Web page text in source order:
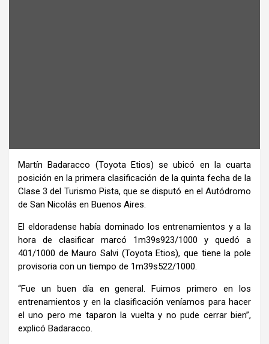
Martín Badaracco (Toyota Etios) se ubicó en la cuarta
posición en la primera clasificación de la quinta fecha de la
Clase 3 del Turismo Pista, que se disputó en el Autódromo
de San Nicolás en Buenos Aires.
El eldoradense había dominado los entrenamientos y a la
hora de clasificar marcó 1m39s923/1000 y quedó a
401/1000 de Mauro Salvi (Toyota Etios), que tiene la pole
provisoria con un tiempo de 1m39s522/1000.
“Fue un buen día en general. Fuimos primero en los
entrenamientos y en la clasificación veníamos para hacer
el uno pero me taparon la vuelta y no pude cerrar bien”,
explicó Badaracco.